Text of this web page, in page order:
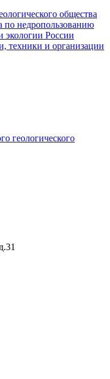
общества
по недропользованию
экологии России
техники и организации
геологического